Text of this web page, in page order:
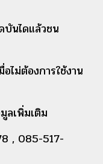
บันไดแล้วชน
ไม่ต้องการใช้งาน
ลเพิ่มเติม
, 085-517-